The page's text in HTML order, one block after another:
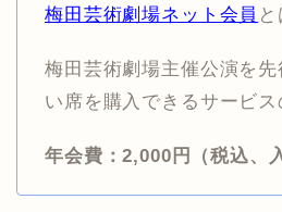
梅田芸術劇場ネット会員 と
梅田芸術劇場主催公演を
い席を購入できるサービス
年会費：2,000円（税込、